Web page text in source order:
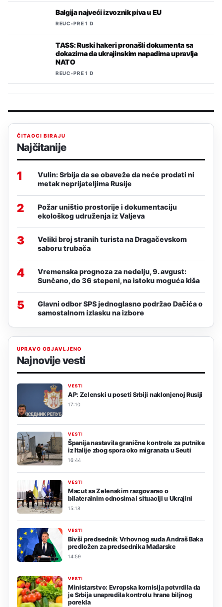
Balgija najveći izvoznik piva u EU
REUC•PRE 1 D
TASS: Ruski hakeri pronašli dokumenta sa
dokazima da ukrajinskim napadima upravlja
NATO
REUC•PRE 1 D
ČITAOCI BIRAJU
Najčitanije
1
Vulin: Srbija da se obaveže da neće prodati ni
metak neprijateljima Rusije
2
Požar uništio prostorije i dokumentaciju
ekološkog udruženja iz Valjeva
3
Veliki broj stranih turista na Dragačevskom
saboru trubača
4
Vremenska prognoza za nedelju, 9. avgust:
Sunčano, do 36 stepeni, na istoku moguća kiša
5
Glavni odbor SPS jednoglasno podržao Dačića o
samostalnom izlasku na izbore
UPRAVO OBJAVLJENO
Najnovije vesti
VESTI
AP: Zelenski u poseti Srbiji naklonjenoj Rusiji
17:10
VESTI
Španija nastavila granične kontrole za putnike
iz Italije zbog spora oko migranata u Seuti
16:44
VESTI
Macut sa Zelenskim razgovarao o
bilateralnim odnosima i situaciji u Ukrajini
15:18
VESTI
Bivši predsednik Vrhovnog suda Andraš Baka
predložen za predsednika Mađarske
14:59
VESTI
Ministarstvo: Evropska komisija potvrdila da
je Srbija unapredila kontrolu hrane biljnog
porekla